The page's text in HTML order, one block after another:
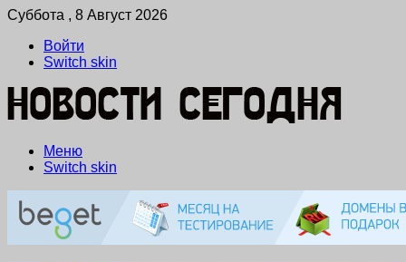
Суббота , 8 Август 2026
Войти
Switch skin
Меню
Switch skin